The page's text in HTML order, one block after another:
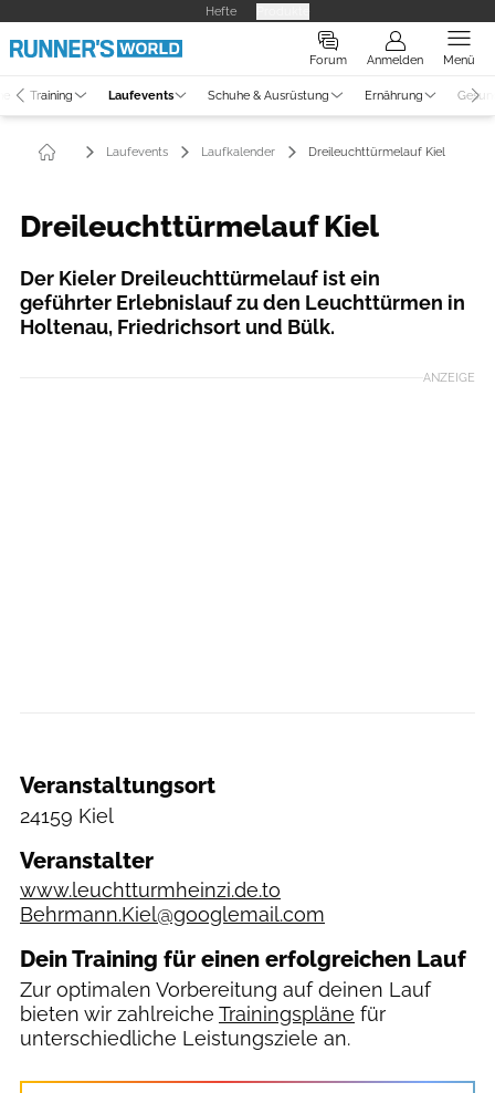
Hefte
Forum Anmelden Menü
Training Laufevents Schuhe & Ausrüstung Ernährung
Laufevents Laufkalender Dreileuchttürmelauf Kiel
Dreileuchttürmelauf Kiel
Der Kieler Dreileuchttürmelauf ist ein
geführter Erlebnislauf zu den Leuchttürmen in
Holtenau, Friedrichsort und Bülk.
ANZEIGE
Veranstaltungsort
24159 Kiel
Veranstalter
www.leuchtturmheinzi.de.to
Behrmann.Kiel@googlemail.com
Dein Training für einen erfolgreichen Lauf
Zur optimalen Vorbereitung auf deinen Lauf
bieten wir zahlreiche Trainingspläne für
unterschiedliche Leistungsziele an.